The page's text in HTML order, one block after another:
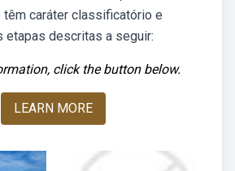
caráter classificatório e
etapas descritas a seguir:
click the button below.
LEARN MORE